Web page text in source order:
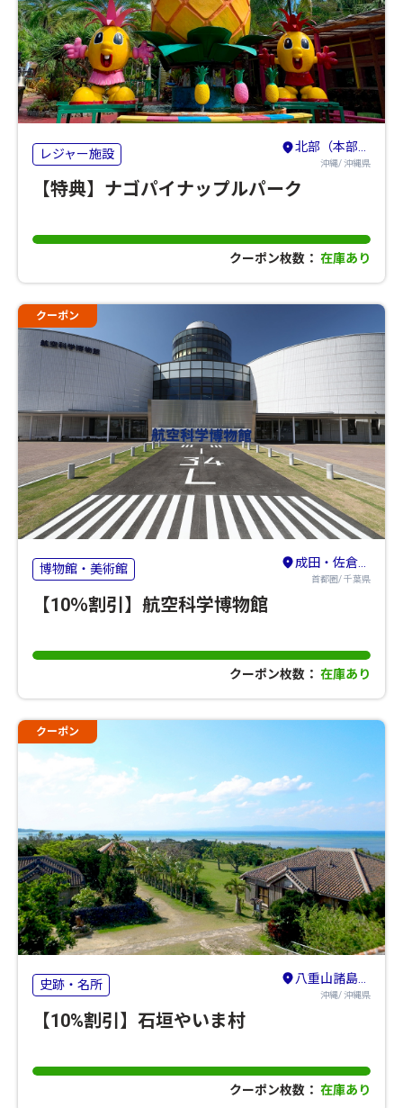
レジャー施設 北部（本部・名護・国頭）
沖縄/ 沖縄県
【特典】ナゴパイナップルパーク
クーポン枚数： 在庫あり
クーポン
博物館・美術館 成田・佐倉・八街
首都圏/ 千葉県
【10％割引】航空科学博物館
クーポン枚数： 在庫あり
クーポン
史跡・名所 八重山諸島（石垣島・竹富島・与那国島・西表島）
沖縄/ 沖縄県
【10%割引】石垣やいま村
クーポン枚数： 在庫あり